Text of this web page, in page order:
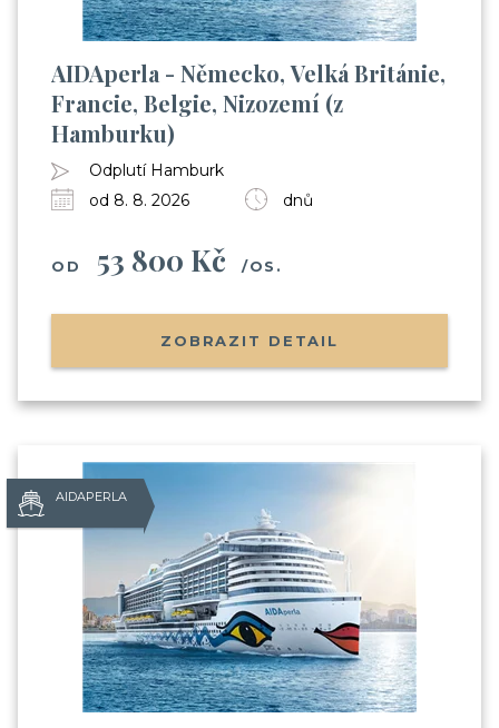
AIDAperla - Německo, Velká Británie,
Francie, Belgie, Nizozemí (z
Hamburku)
Odplutí Hamburk
od 8. 8. 2026
dnů
OD 53 800 Kč /OS.
ZOBRAZIT DETAIL
AIDAPERLA